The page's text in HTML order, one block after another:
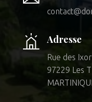
Adresse
Rue des
97229 Les